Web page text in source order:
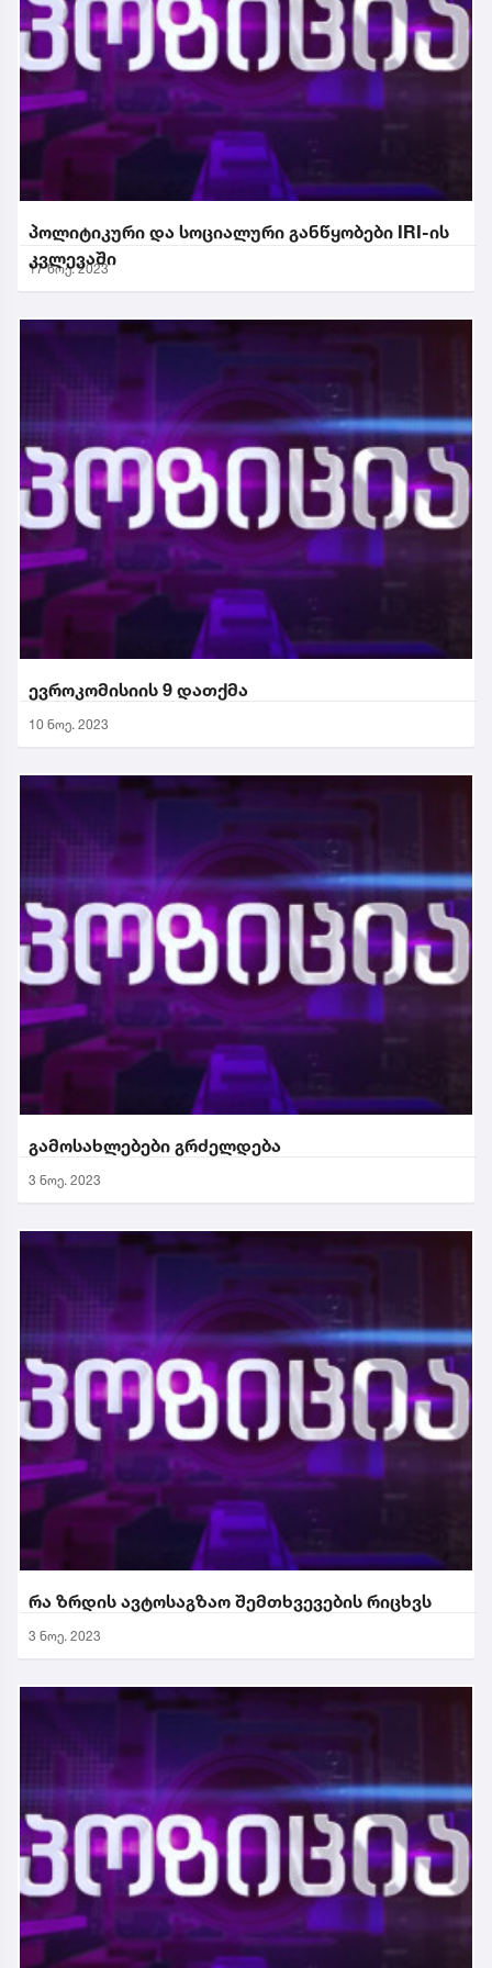
პოლიტიკური და სოციალური განწყობები IRI-ის
კვლევაში
17 ნოე. 2023
ევროკომისიის 9 დათქმა
10 ნოე. 2023
გამოსახლებები გრძელდება
3 ნოე. 2023
რა ზრდის ავტოსაგზაო შემთხვევების რიცხვს
3 ნოე. 2023